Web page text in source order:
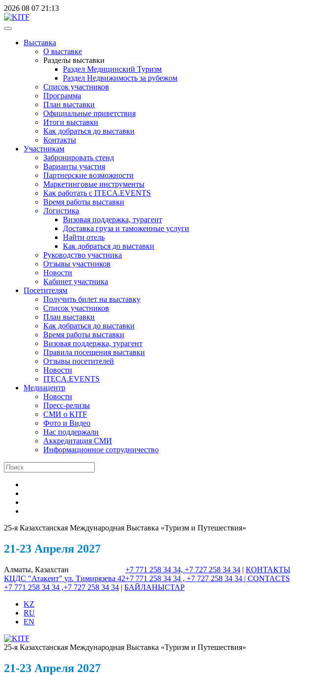
2026 08 07 21:13
Выставка
О выставке
Разделы выставки
Раздел Медицинский Туризм
Раздел Недвижимость за рубежом
Список участников
Программа
План выставки
Официальные приветствия
Итоги выставки
Как добраться до выставки
Контакты
Участникам
Забронировать стенд
Варианты участия
Партнерские возможности
Маркетинговые инструменты
Как работать с ITECA.EVENTS
Время работы выставки
Логистика
Визовая поддержка, турагент
Доставка груза и таможенные услуги
Найти отель
Как добраться до выставки
Руководство участника
Отзывы участников
Новости
Кабинет участника
Посетителям
Получить билет на выставку
Список участников
План выставки
Как добраться до выставки
Время работы выставки
Визовая поддержка, турагент
Правила посещения выставки
Отзывы посетителей
Новости
ITECA.EVENTS
Медиацентр
Новости
Пресс-релизы
СМИ о KITF
Фото и Видео
Нас поддержали
Аккредитация СМИ
Информационное сотрудничество
25-я Казахстанская Международная Выставка «Туризм и Путешествия»
21-23 Апреля 2027
Алматы, Казахстан
КЦДС "Атакент" ул. Тимирязева 42
+7 771 258 34 34, +7 727 258 34 34 | КОНТАКТЫ
+7 771 258 34 34 , +7 727 258 34 34 | CONTACTS
+7 771 258 34 34 ,+7 727 258 34 34 | БАЙЛАНЫСТАР
KZ
RU
EN
25-я Казахстанская Международная Выставка «Туризм и Путешествия»
21-23 Апреля 2027